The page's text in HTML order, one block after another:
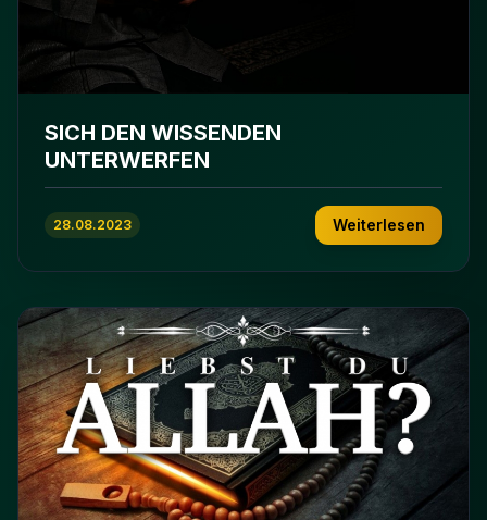
SICH DEN WISSENDEN
UNTERWERFEN
28.08.2023 Weiterlesen